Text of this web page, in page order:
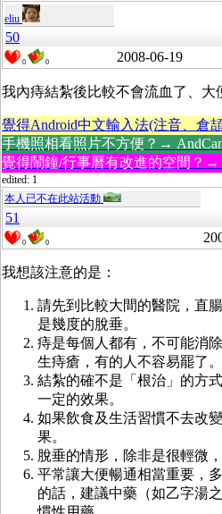
eliu
50
0 0 2008-06-19
我內痔結紮後比較不會流血了、大
覺得Android中文輸入法(注音、倉
手機照相看照片不方便？→
覺得鬧鐘/行事曆有改進的空間？
edited: 1
本人已不在此站活動
51
0 0
我想該注意的是：
請先到比較大間的醫院，直
是幾度的脫垂。
痔是每個人都有，不可能消
生痔瘡，有的人不容易罷了。
結紮的確不是「根治」的方
一定的效果。
如果飲食及生活習慣不去改
果。
脫垂的情形，除非是很輕微
平常讓大便暢通相當重要，
的話，建議中藥（如乙字湯